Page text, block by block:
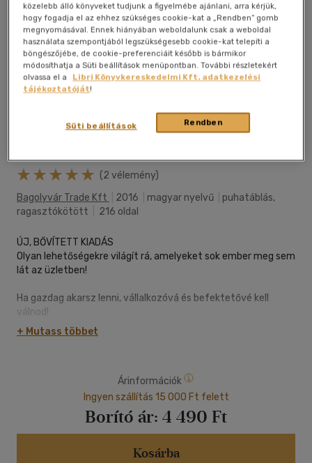
(2 vélemény)
Bagolyvár Trade Kft
2016 magyar nyelvű
puhatáblás,
ragasztókötött
216 oldal
ÚJ, BŐVÍTETT KIADÁS
Olyan lehetőségekre világít rá, amelyeket sok ember meg sem
lát az üzletben!
Ha gazdag akarsz lenni, vállalkozóvá és befektetővé kell
válnod!
Ehhez tökéletes üzleti út az MLM!
Robert példákon keresztül mutatja meg, hogy sokkal több
- bárki számára lehetővé teszi a milliomossá válást,
- a biztos siker lehetőségét nyújtja (ha megvan benned a
szükséges hajtóerő, elkötelezettség és kitartás),
- kiváló apropó, hogy ingyenesen igénybe vedd az MLM-
hálózatok egyébként nem hozzáférhető, minőségi, üzleti
+ Mutass többet
Árinformációk
Ingyen szállítás 15 000 Ft felett
Borító ár: 4 490 Ft
Kosárba
közelebb álló könyveket tudjunk a figyelmébe ajánlani, arra kérjük,
hogy fogadja el az ehhez szükséges cookie-kat a „Rendben” gomb
megnyomásával. Ennek hiányában weboldalunk csak a weboldal
használata szempontjából legszükségesebb cookie-kat telepíti a
böngészőjébe, de cookie-preferenciáit később is bármikor
módosíthatja a Süti beállítások menüpontban. További részletekért
olvassa el a
Libri Könyvkereskedelmi Kft. adatkezelési
tájékoztatóját!
Rendben
Süti beállítások